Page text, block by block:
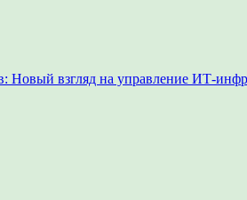
Новый взгляд на управление ИТ-